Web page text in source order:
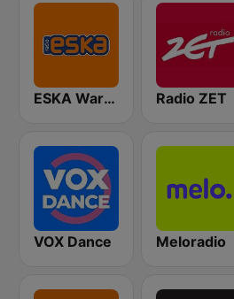
ESKA Warszawa Radio ZET
VOX Dance Meloradio